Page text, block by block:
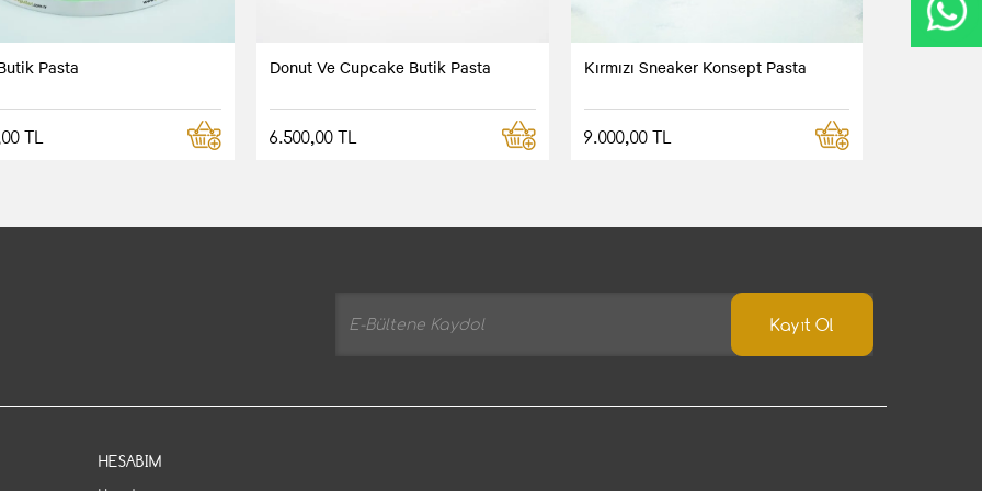
Pasta
TL
Donut Ve Cupcake Butik Pasta
6.500,00 TL
Kırmızı Sneaker Konsept Pasta
9.000,00 TL
Kayıt Ol
HESABIM